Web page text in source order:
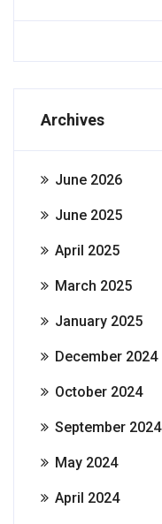
Archives
June 2026
June 2025
April 2025
March 2025
January 2025
December 2024
October 2024
September 2024
May 2024
April 2024